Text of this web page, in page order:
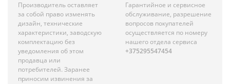
Производитель оставляет
за собой право изменять
дизайн, технические
характеристики, заводскую
комплектацию без
уведомления об этом
продавца или
потребителей. Заранее
приносим извинения за
Гарантийное и сервисное
обслуживание, разрешение
вопросов покупателей
осуществляется по номеру
нашего отдела сервиса
+375295547454